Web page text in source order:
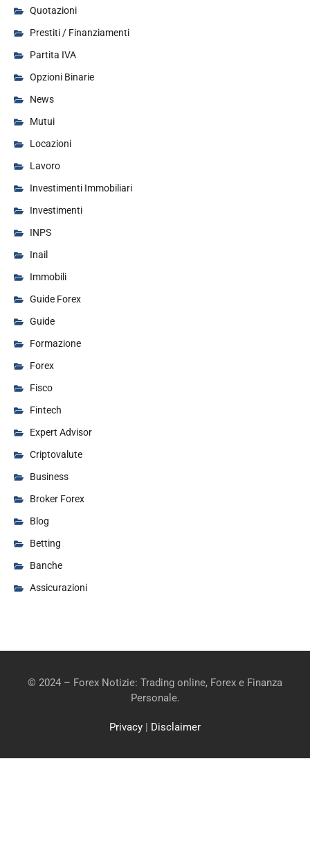
Quotazioni
Prestiti / Finanziamenti
Partita IVA
Opzioni Binarie
News
Mutui
Locazioni
Lavoro
Investimenti Immobiliari
Investimenti
INPS
Inail
Immobili
Guide Forex
Guide
Formazione
Forex
Fisco
Fintech
Expert Advisor
Criptovalute
Business
Broker Forex
Blog
Betting
Banche
Assicurazioni
© 2024 – Forex Notizie: Trading online, Forex e Finanza
Personale.
Privacy | Disclaimer